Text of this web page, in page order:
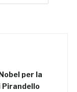
per la